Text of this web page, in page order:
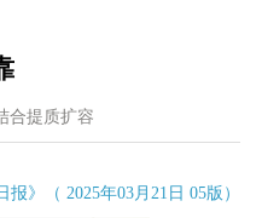
合提质扩容
报》（ 2025年03月21日 05版）